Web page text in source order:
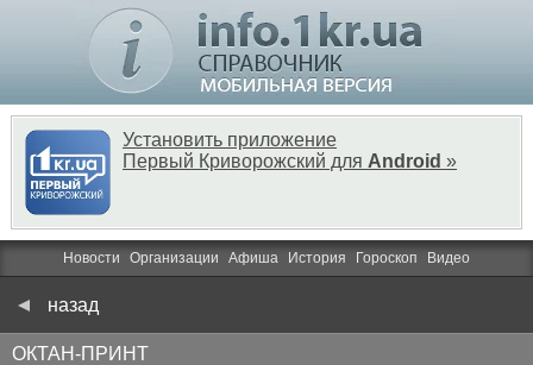
Установить приложение
Первый Криворожский для Android »
Новости Организации Афиша История Гороскоп Видео
назад
ОКТАН-ПРИНТ